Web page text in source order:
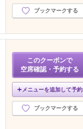
ブックマークする
このクーポンで
空席確認・予約する
メニューを追加して予約
ブックマークする